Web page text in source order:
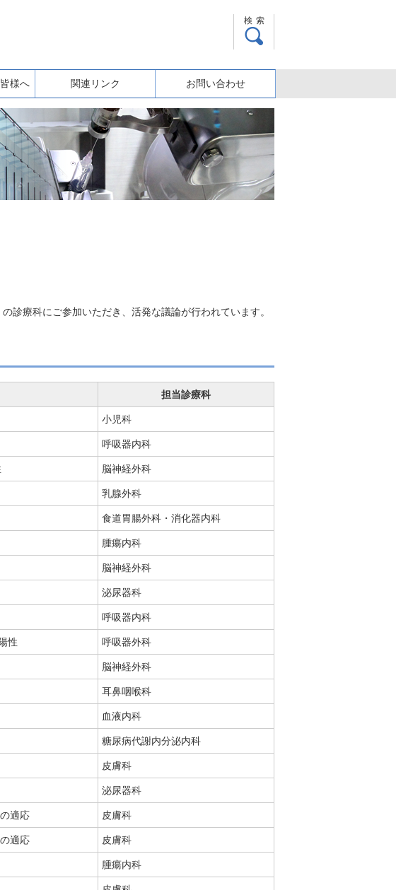
検索
様へ 関連リンク お問い合わせ
診療科にご参加いただき、活発な議論が行われています。
担当診療科
小児科
呼吸器内科
脳神経外科
乳腺外科
食道胃腸外科・消化器内科
腫瘍内科
脳神経外科
泌尿器科
呼吸器内科
性 呼吸器外科
脳神経外科
耳鼻咽喉科
血液内科
糖尿病代謝内分泌内科
皮膚科
泌尿器科
適応 皮膚科
適応 皮膚科
腫瘍内科